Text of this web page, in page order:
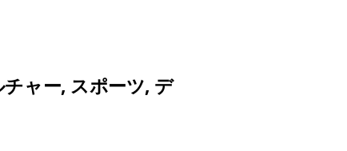
チャー, スポーツ, デ